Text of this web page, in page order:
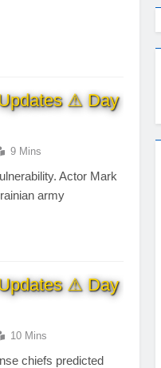
⚠ Day
9 Mins
Actor Mark
army
⚠ Day
10 Mins
chiefs predicted